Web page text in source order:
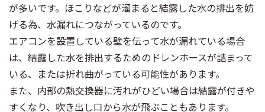
が多いです。ほこりなどが溜まると結露した水の排出を妨
げる為、水漏れにつながっているのです。
エアコンを設置している壁を伝って水が漏れている場合
は、結露した水を排出するためのドレンホースが詰まって
いる、または折れ曲がっている可能性があります。
また、内部の熱交換器に汚れがひどい場合は結露が付きや
すくなり、吹き出し口から水が飛ぶこともあります。